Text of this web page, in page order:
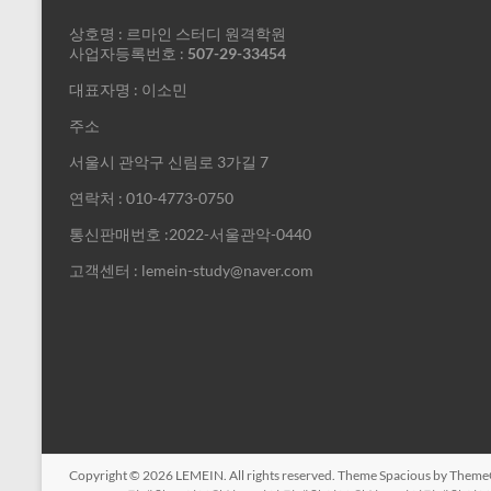
상호명 : 르마인 스터디 원격학원
사업자등록번호 : 507-29-33454
대표자명 : 이소민
주소
서울시 관악구 신림로 3가길 7
연락처 : 010-4773-0750
통신판매번호 :2022-서울관악-0440
고객센터 : lemein-study@naver.com
Copyright © 2026 LEMEIN. All rights reserved. ThemeSpacious by